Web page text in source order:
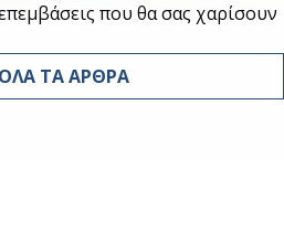
που θα σας χαρίσουν
ΟΛΑ ΤΑ ΑΡΘΡΑ